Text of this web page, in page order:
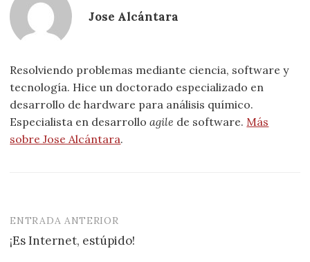
Jose Alcántara
Resolviendo problemas mediante ciencia, software y
tecnología. Hice un doctorado especializado en
desarrollo de hardware para análisis químico.
Especialista en desarrolloagile de software. Más
sobre Jose Alcántara.
Navegación
de
ENTRADA ANTERIOR
¡Es Internet, estúpido!